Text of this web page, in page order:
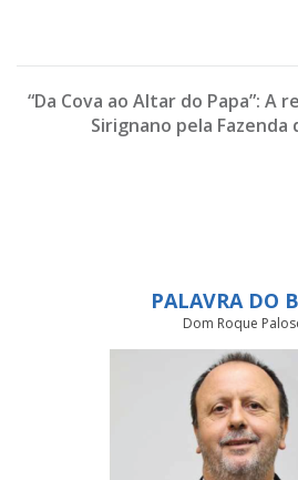
“Da Cova ao Altar do Papa”: A
Sirignano pela Fazenda
PALAVRA DO
Dom Roque